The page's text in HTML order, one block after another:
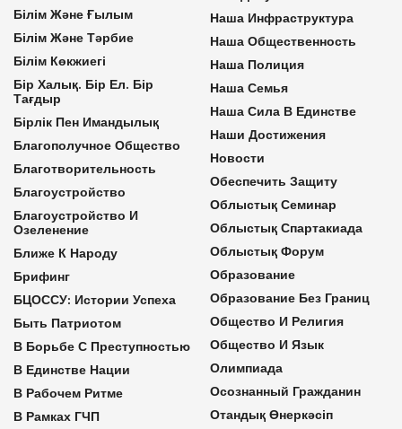
Білім Және Ғылым
Білім Және Тәрбие
Білім Көкжиегі
Бір Халық. Бір Ел. Бір
Тағдыр
Бірлік Пен Имандылық
Благополучное Общество
Благотворительность
Благоустройство
Благоустройство И
Озеленение
Ближе К Народу
Брифинг
БЦОССУ: Истории Успеха
Быть Патриотом
В Борьбе С Преступностью
В Единстве Нации
В Рабочем Ритме
В Рамках ГЧП
Наша Инфраструктура
Наша Общественность
Наша Полиция
Наша Семья
Наша Сила В Единстве
Наши Достижения
Новости
Обеспечить Защиту
Облыстық Семинар
Облыстық Спартакиада
Облыстық Форум
Образование
Образование Без Границ
Общество И Религия
Общество И Язык
Олимпиада
Осознанный Гражданин
Отандық Өнеркәсіп